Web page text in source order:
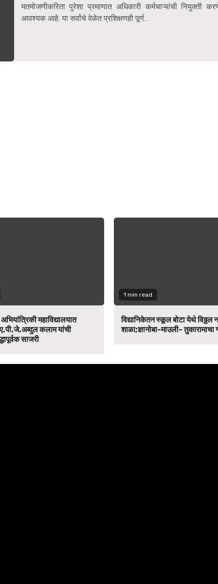
मतमोजणीकरिता पुरेशा प्रमाणात अधिकारी कर्मचाऱ्यांची नियुक्ती
आवश्यक आहे. या सर्वांचे वेळेत प्रशिक्षणही पूर्ण...
महाविद्यालयात
कलाम यांची
साजरी
1 min read
विद्यानिकेतन स्कूल बोटा येथे विठ्ठल
शाळा;ज्ञानोबा-माउली- तुकारामाचा